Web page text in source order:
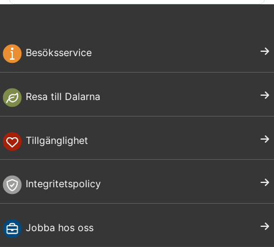
Besöksservice
Resa till Dalarna
Tillgänglighet
Integritetspolicy
Jobba hos oss